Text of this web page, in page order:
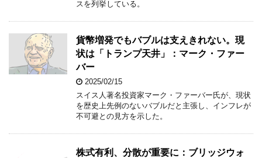
スを列挙している。
貨幣増発でもバブルは支えきれない。現
状は「トランプ天井」：マーク・ファー
バー
2025/02/15
スイス人著名投資家マーク・ファーバー氏が、現状
を歴史上先例のないバブルだと主張し、インフレが
不可避との見方を示した。
株式有利、分散が重要に：ブリッジウォ